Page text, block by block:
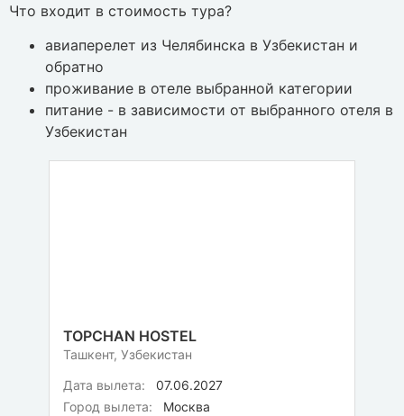
Что входит в стоимость тура?
авиаперелет из Челябинска в Узбекистан и
обратно
проживание в отеле выбранной категории
питание - в зависимости от выбранного отеля в
Узбекистан
TOPCHAN HOSTEL
Ташкент, Узбекистан
Дата вылета:
07.06.2027
Город вылета:
Москва